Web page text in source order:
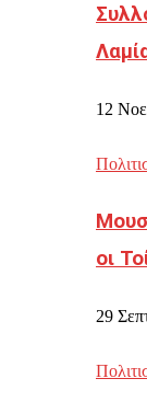
12
οι
29